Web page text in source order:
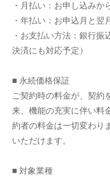
・月払い：お申し込みか
・年払い：お申込月と翌
・お支払い方法：銀行
決済にも対応予定）
■ 永続価格保証
ご契約時の料金が、契約
来、機能の充実に伴い料
約者の料金は一切変わり
いただけます。
■ 対象業種